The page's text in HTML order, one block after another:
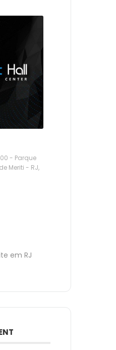
- Parque
Meriti - RJ,
em RJ